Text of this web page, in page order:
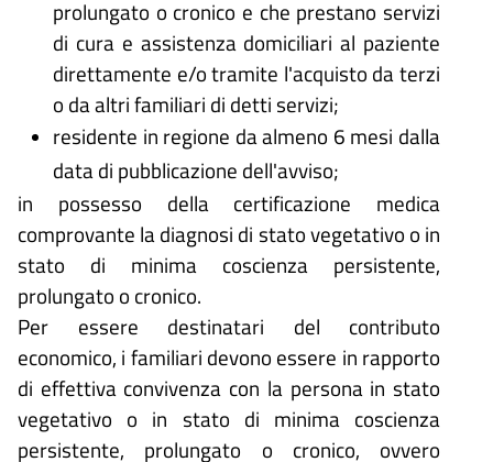
prolungato o cronico e che prestano servizi
di cura e assistenza domiciliari al paziente
direttamente e/o tramite l'acquisto da terzi
o da altri familiari di detti servizi;
residente in regione da almeno 6 mesi dalla
data di pubblicazione dell'avviso;
in possesso della certificazione medica
comprovante la diagnosi di stato vegetativo o in
stato di minima coscienza persistente,
prolungato o cronico.
Per essere destinatari del contributo
economico, i familiari devono essere in rapporto
di effettiva convivenza con la persona in stato
vegetativo o in stato di minima coscienza
persistente, prolungato o cronico, ovvero